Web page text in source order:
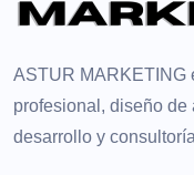
ASTUR MARKETING
profesional, diseño
desarrollo y